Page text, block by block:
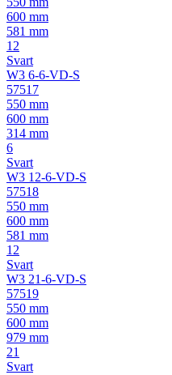
600 mm
581 mm
12
Svart
W3 6-6-VD-S
57517
550 mm
600 mm
314 mm
6
Svart
W3 12-6-VD-S
57518
550 mm
600 mm
581 mm
12
Svart
W3 21-6-VD-S
57519
550 mm
600 mm
979 mm
21
Svart